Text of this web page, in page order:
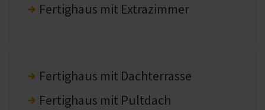
Fertighaus mit Extrazimmer
Fertighaus mit Dachterrasse
Fertighaus mit Pultdach